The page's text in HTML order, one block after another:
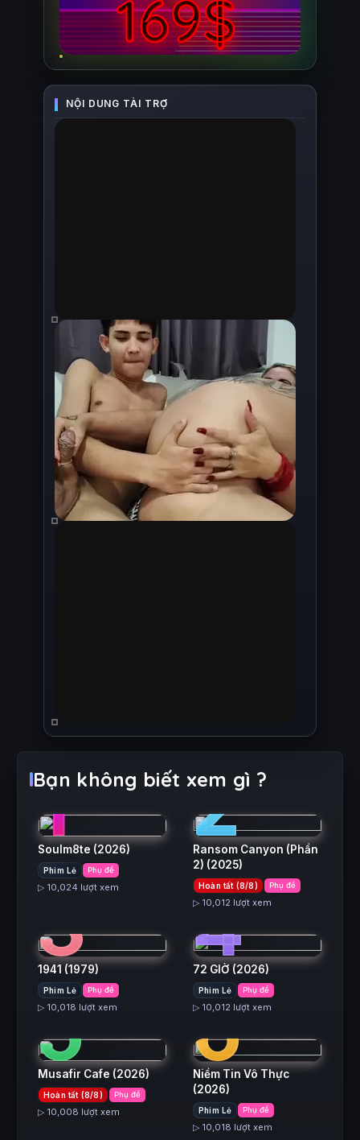
Bạn không biết xem gì ?
1
Soulm8te (2026)
Phim Lẻ Phụ đề
▷ 10,024 lượt xem
2
Ransom Canyon (Phần
2) (2025)
Hoàn tất (8/8) Phụ đề
▷ 10,012 lượt xem
3
1941 (1979)
Phim Lẻ Phụ đề
▷ 10,018 lượt xem
4
72 GIỜ (2026)
Phim Lẻ Phụ đề
▷ 10,012 lượt xem
5
Musafir Cafe (2026)
Hoàn tất (8/8) Phụ đề
▷ 10,008 lượt xem
6
Niềm Tin Vô Thực
(2026)
Phim Lẻ Phụ đề
▷ 10,018 lượt xem